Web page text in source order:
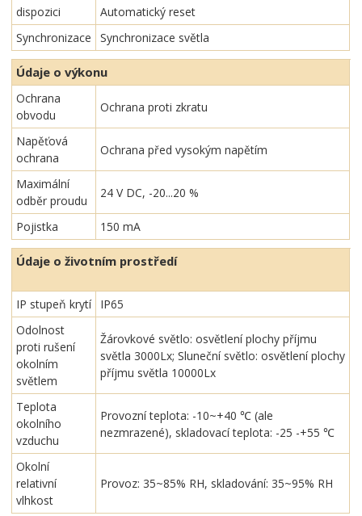
dispozici
Automatický reset
Synchronizace
Synchronizace světla
Údaje o výkonu
Ochrana
obvodu
Ochrana proti zkratu
Napěťová
ochrana
Ochrana před vysokým napětím
Maximální
odběr proudu
24 V DC, -20...20 %
Pojistka 150 mA
Údaje o životním prostředí
IP stupeň krytí
IP65
Odolnost
proti rušení
okolním
světlem
Žárovkové světlo: osvětlení plochy příjmu
světla 3000Lx; Sluneční světlo: osvětlení plochy
příjmu světla 10000Lx
Teplota
okolního
vzduchu
Provozní teplota: -10~+40 ℃ (ale
nezmrazené), skladovací teplota: -25 -+55 ℃
Okolní
relativní
vlhkost
Provoz: 35~85% RH, skladování: 35~95% RH